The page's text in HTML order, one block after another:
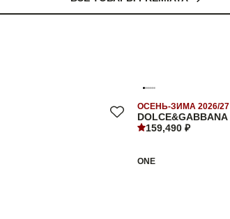
DOLCE&GABBANA
ОСЕНЬ-ЗИМА 2026/27
159,490 ₽
ONE